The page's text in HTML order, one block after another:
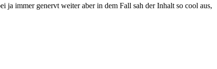
immer genervt weiter aber in dem Fall sah der Inhalt so cool aus,